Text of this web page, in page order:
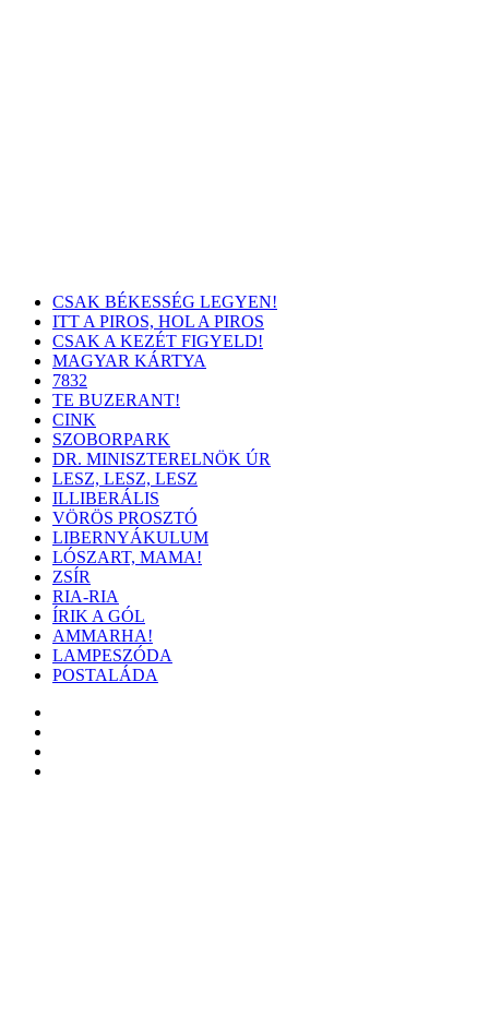
CSAK BÉKESSÉG LEGYEN!
ITT A PIROS, HOL A PIROS
CSAK A KEZÉT FIGYELD!
MAGYAR KÁRTYA
7832
TE BUZERANT!
CINK
SZOBORPARK
DR. MINISZTERELNÖK ÚR
LESZ, LESZ, LESZ
ILLIBERÁLIS
VÖRÖS PROSZTÓ
LIBERNYÁKULUM
LÓSZART, MAMA!
ZSÍR
RIA-RIA
ÍRIK A GÓL
AMMARHA!
LAMPESZÓDA
POSTALÁDA